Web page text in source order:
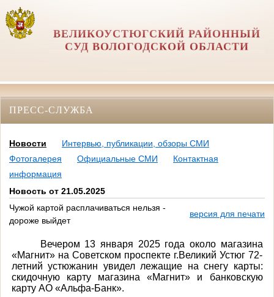
ВЕЛИКОУСТЮГСКИЙ РАЙОННЫЙ
СУД ВОЛОГОДСКОЙ ОБЛАСТИ
ПРЕСС-СЛУЖБА
Новости
Интервью, публикации, обзоры СМИ
Фотогалерея
Официальные СМИ
Контактная
информация
Новость от 21.05.2025
Чужой картой расплачиваться нельзя -
дороже выйдет
версия для печати
Вечером 13 января 2025 года около магазина
«Магнит» на Советском проспекте г.Великий Устюг 72-
летний устюжанин увидел лежащие на снегу карты:
скидочную карту магазина «Магнит» и банковскую
карту АО «Альфа-Банк».